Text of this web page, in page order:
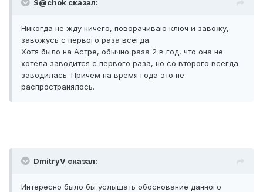
S@chok сказал:
Никогда не жду ничего, поворачиваю ключ и завожу,
завожусь с первого раза всегда.
Хотя было на Астре, обычно раза 2 в год, что она не
хотела заводится с первого раза, но со второго всегда
заводилась. Причём на время года это не
распространялось.
DmitryV сказал:
Интересно было бы услышать обоснование данного